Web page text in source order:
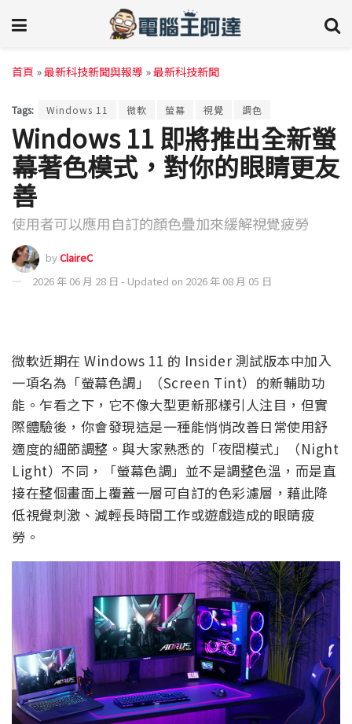
首頁 »最新科技新聞與報導 »最新科技新聞
Tags: Windows 11 微軟 螢幕 視覺 調色
Windows 11 即將推出全新螢
幕著色模式，對你的眼睛更友
善
使用者可以應用自訂的顏色疊加來緩解視覺疲勞
byClaireC
2026 年 06 月 28 日 - Updated on 2026 年 08 月 05 日
微軟近期在 Windows 11 的 Insider 測試版本中加入
一項名為「螢幕色調」（Screen Tint）的新輔助功
能。乍看之下，它不像大型更新那樣引人注目，但實
際體驗後，你會發現這是一種能悄悄改善日常使用舒
適度的細節調整。與大家熟悉的「夜間模式」（Night
Light）不同，「螢幕色調」並不是調整色溫，而是直
接在整個畫面上覆蓋一層可自訂的色彩濾層，藉此降
低視覺刺激、減輕長時間工作或遊戲造成的眼睛疲
勞。